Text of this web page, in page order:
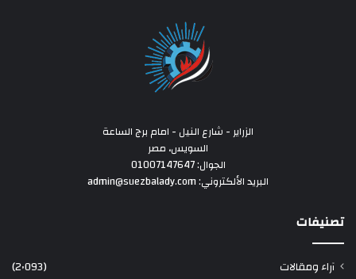
الزراير - شارع النيل - امام برج الساعة
السويس، مصر
الجوال: 01007147647
البريد الألكتروني: admin@suezbalady.com
تصنيفات
آراء ومقالات
(2٬093)